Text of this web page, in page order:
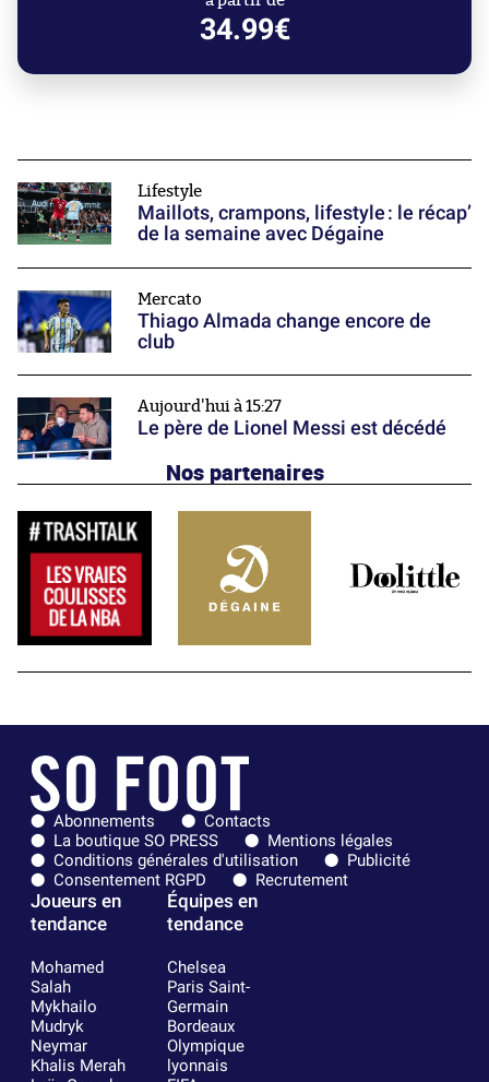
34.99€
Lifestyle
Maillots, crampons, lifestyle : le récap’
de la semaine avec Dégaine
Mercato
Thiago Almada change encore de
club
Aujourd'hui à 15:27
Le père de Lionel Messi est décédé
Nos partenaires
Abonnements
Contacts
La boutique SO PRESS
Mentions légales
Conditions générales d'utilisation
Publicité
Consentement RGPD
Recrutement
Joueurs en
tendance
Mohamed
Salah
Mykhailo
Mudryk
Neymar
Khalis Merah
Équipes en
tendance
Chelsea
Paris Saint-
Germain
Bordeaux
Olympique
lyonnais